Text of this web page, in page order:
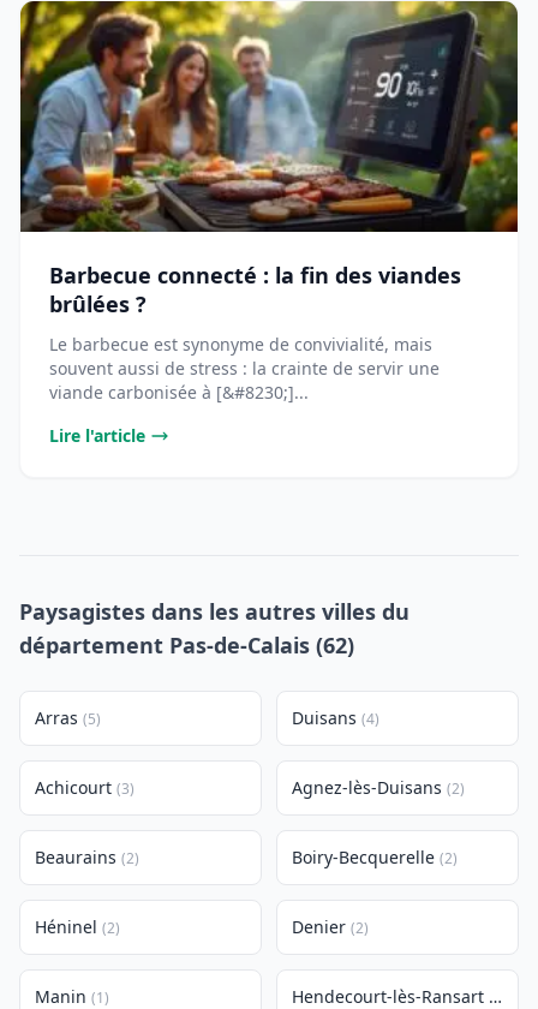
Barbecue connecté : la fin des viandes
brûlées ?
Le barbecue est synonyme de convivialité, mais
souvent aussi de stress : la crainte de servir une
viande carbonisée à [&#8230;]...
Lire l'article
Paysagistes dans les autres villes du
département Pas-de-Calais (62)
Arras (5) Duisans (4)
Achicourt (3) Agnez-lès-Duisans (2)
Beaurains (2) Boiry-Becquerelle (2)
Héninel (2) Denier (2)
Manin (1) Hendecourt-lès-Ransart (1)